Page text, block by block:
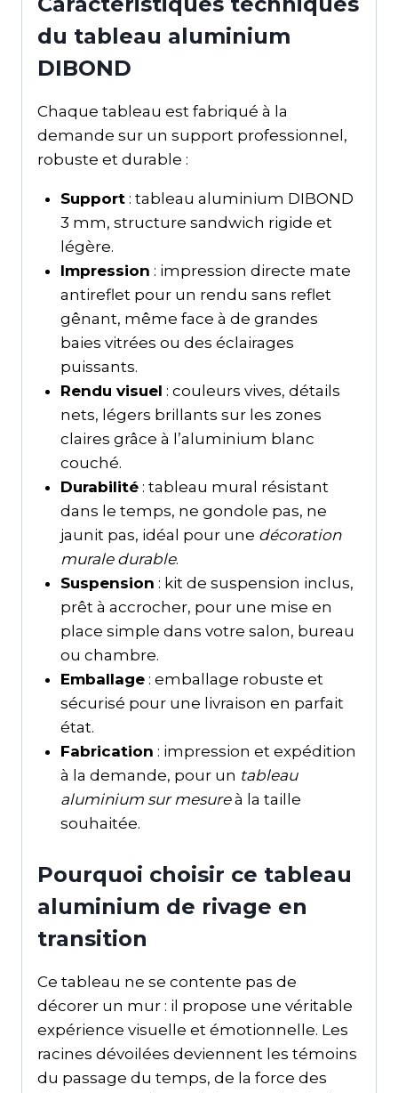
du tableau aluminium
DIBOND
Chaque tableau est fabriqué à la
demande sur un support professionnel,
robuste et durable :
Support: tableau aluminium DIBOND
3 mm, structure sandwich rigide et
légère.
Impression : impression directe mate
antireflet pour un rendu sans reflet
gênant, même face à de grandes
baies vitrées ou des éclairages
puissants.
Rendu visuel : couleurs vives, détails
nets, légers brillants sur les zones
claires grâce à l’aluminium blanc
couché.
Durabilité: tableau mural résistant
dans le temps, ne gondole pas, ne
jaunit pas, idéal pour une décoration
murale durable.
Suspension : kit de suspension inclus,
prêt à accrocher, pour une mise en
place simple dans votre salon, bureau
ou chambre.
Emballage: emballage robuste et
sécurisé pour une livraison en parfait
état.
Fabrication : impression et expédition
à la demande, pour un tableau
aluminium sur mesureà la taille
souhaitée.
Pourquoi choisir ce tableau
aluminium de rivage en
transition
Ce tableau ne se contente pas de
décorer un mur : il propose une véritable
expérience visuelle et émotionnelle. Les
racines dévoilées deviennent les témoins
du passage du temps, de la force des